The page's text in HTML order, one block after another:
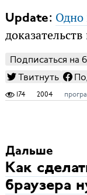
Update: Одно
Подписаться на
Твитнуть
174 2004
Дальше
Как
браузера